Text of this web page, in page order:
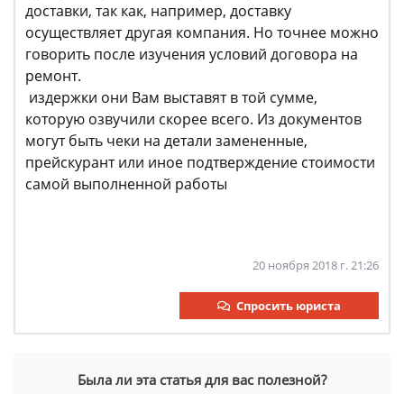
доставки, так как, например, доставку
осуществляет другая компания. Но точнее можно
говорить после изучения условий договора на
ремонт.
издержки они Вам выставят в той сумме,
которую озвучили скорее всего. Из документов
могут быть чеки на детали замененные,
прейскурант или иное подтверждение стоимости
самой выполненной работы
20 ноября 2018 г. 21:26
Спросить юриста
Была ли эта статья для вас полезной?